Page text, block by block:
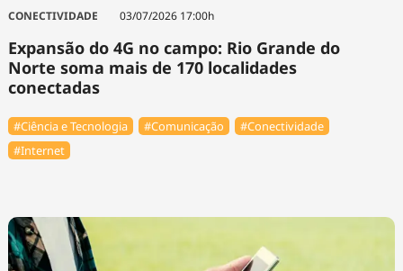
Cinema
Infraestrutura
CONECTIVIDADE 03/07/2026 17:00h
Expansão do 4G no campo: Rio Grande do
Norte soma mais de 170 localidades
conectadas
#Ciência e Tecnologia #Comunicação
#Conectividade
#Internet